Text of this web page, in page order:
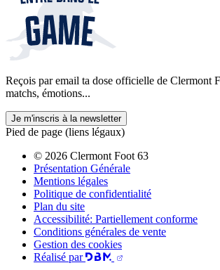
Reçois par email ta dose officielle de Clermont
matchs, émotions...
Je m'inscris à la newsletter
Pied de page (liens légaux)
© 2026 Clermont Foot 63
Présentation Générale
Mentions légales
Politique de confidentialité
Plan du site
Accessibilité: Partiellement conforme
Conditions générales de vente
Gestion des cookies
Réalisé par